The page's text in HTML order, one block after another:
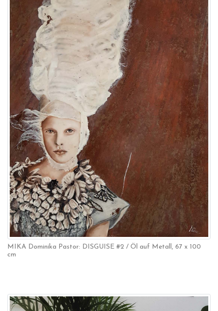
MIKA Dominika Pastor: DISGUISE #2 / Öl auf Metall, 67 x 100
cm